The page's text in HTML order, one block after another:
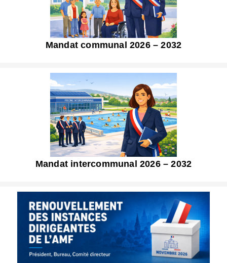
Mandat communal 2026 – 2032
Mandat intercommunal 2026 – 2032